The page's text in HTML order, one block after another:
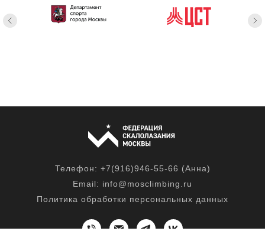
Телефон: +7(916)946-55-66 (Анна)
Email: info@mosclimbing.ru
Политика обработки персональных данных